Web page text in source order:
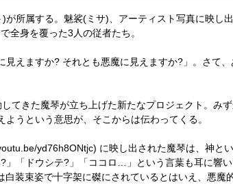
)が所属する。魅裟(ミサ) 、アーティスト写真に映し
全身を覆った3 人の従者たち。
見えますか? それとも悪魔に見えますか? 」。さて
てきた魔琴が立ち上げた新たなプロジェクト。み
ようという意思が、そこからは伝わってくる。
yd76h8ONtjc) に映し出された魔琴は、神と
? 」「ドウシテ? 」「ココロ
」という言葉も耳に響
白装束姿で十字架に磔にされているとはいえ、悪魔